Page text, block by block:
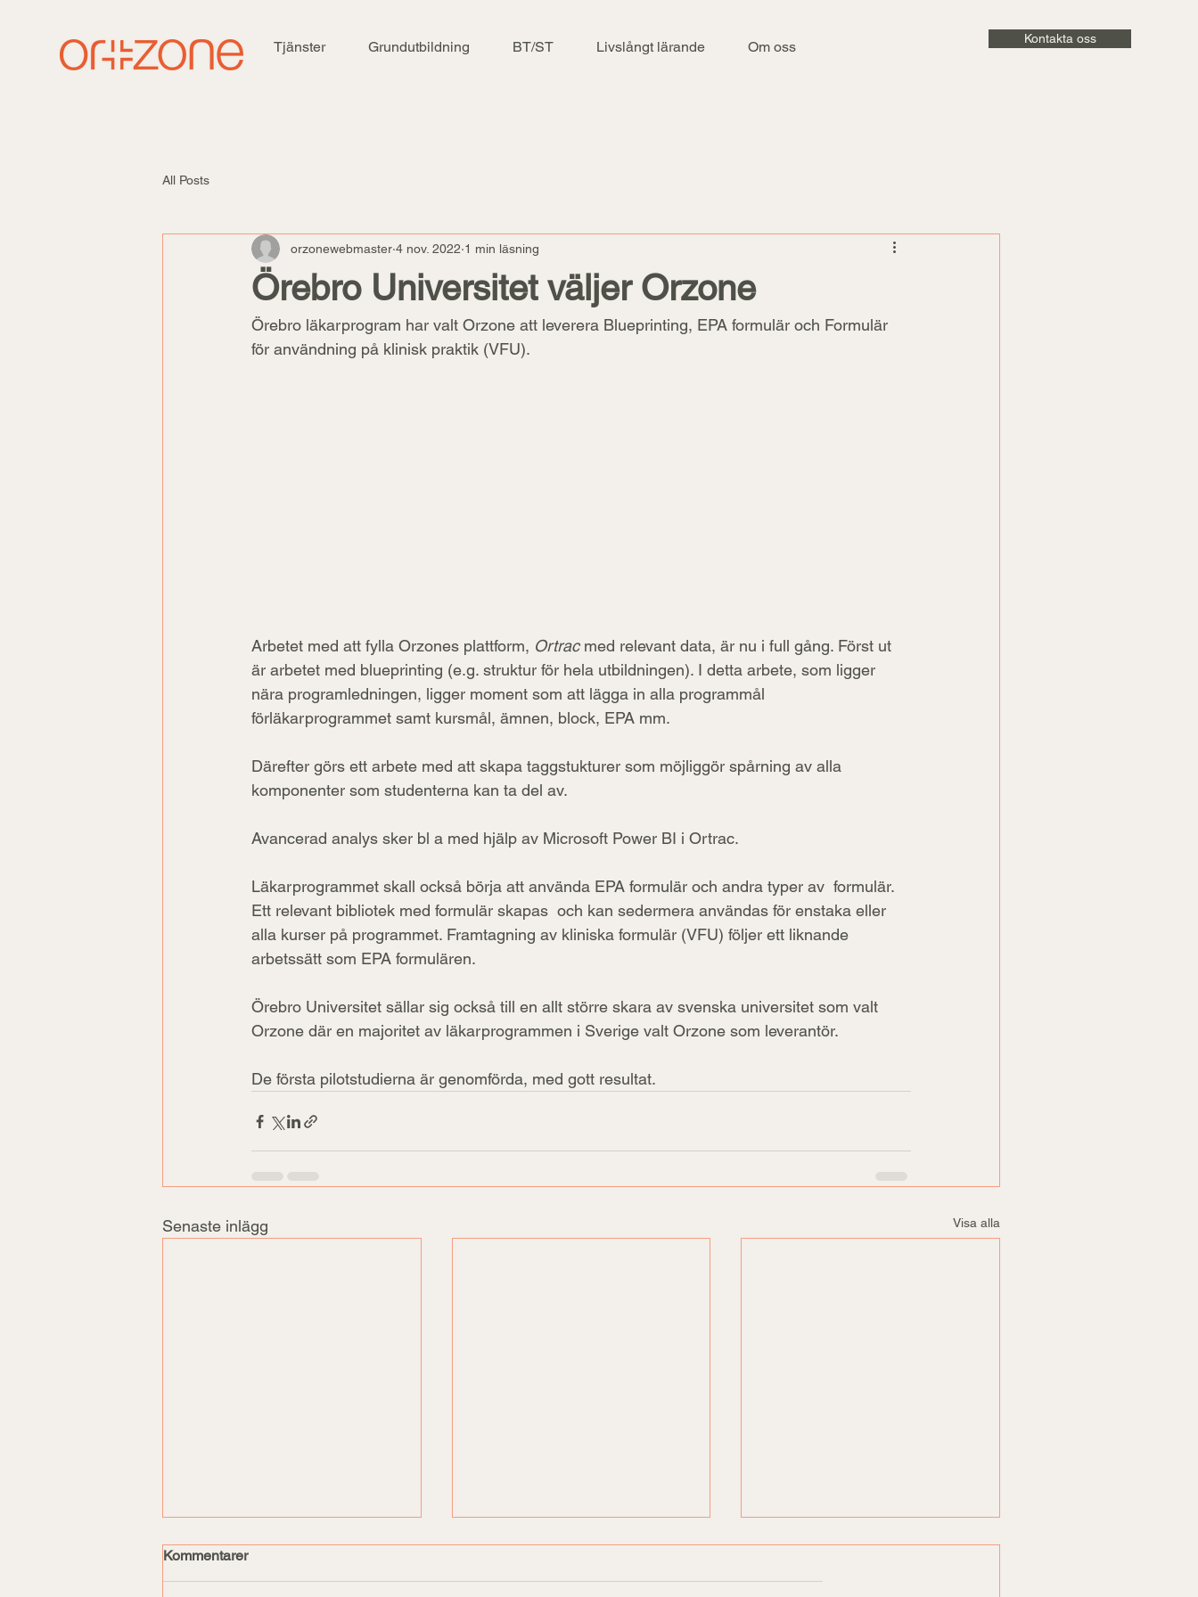
Tjänster Grundutbildning BT/ST Livslångt lärande Om oss Kontakta oss
All Posts
Örebro Universitet väljer Orzone
orzonewebmaster 4 nov. 2022 1 min läsning
Örebro läkarprogram har valt Orzone att leverera Blueprinting, EPA formulär och Formulär
för användning på klinisk praktik (VFU).
Arbetet med att fylla Orzones plattform, Ortrac med relevant data, är nu i full gång. Först ut
är arbetet med blueprinting (e.g. struktur för hela utbildningen). I detta arbete, som ligger
nära programledningen, ligger moment som att lägga in alla programmål
förläkarprogrammet samt kursmål, ämnen, block, EPA mm.
Därefter görs ett arbete med att skapa taggstukturer som möjliggör spårning av alla
komponenter som studenterna kan ta del av.
Avancerad analys sker bl a med hjälp av Microsoft Power BI i Ortrac.
Läkarprogrammet skall också börja att använda EPA formulär och andra typer av  formulär.
Ett relevant bibliotek med formulär skapas  och kan sedermera användas för enstaka eller
alla kurser på programmet. Framtagning av kliniska formulär (VFU) följer ett liknande
arbetssätt som EPA formulären.
Örebro Universitet sällar sig också till en allt större skara av svenska universitet som valt
Orzone där en majoritet av läkarprogrammen i Sverige valt Orzone som leverantör.
De första pilotstudierna är genomförda, med gott resultat.
Senaste inlägg Visa alla
Kommentarer